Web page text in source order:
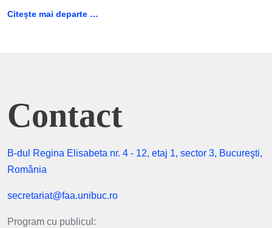
Citește mai departe …
Contact
B-dul Regina Elisabeta nr. 4 - 12, etaj 1, sector 3, Bucureşti,
România
secretariat@faa.unibuc.ro
Program cu publicul: